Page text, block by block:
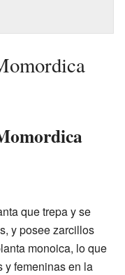
que trepa y se
y posee zarcillos
monoica, lo que
y femeninas en la